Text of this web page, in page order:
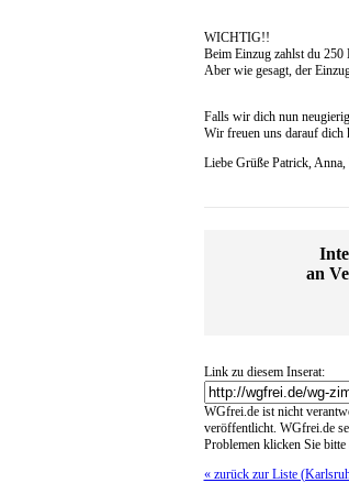
WICHTIG!!
Beim Einzug zahlst du
Aber wie gesagt, der
Falls wir dich nun
Wir freuen uns darauf dich
Liebe Grüße Patrick,
an
Link zu diesem Inserat:
WGfrei.de ist nicht
veröffentlicht. WGfrei.de
Problemen klicken Sie
« zurück zur Liste